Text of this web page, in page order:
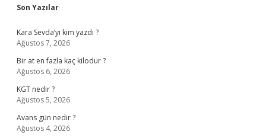
Sidebar
Son Yazılar
Kara Sevda’yı kim yazdı ?
Ağustos 7, 2026
Bir at en fazla kaç kilodur ?
Ağustos 6, 2026
KGT nedir ?
Ağustos 5, 2026
Avans gün nedir ?
Ağustos 4, 2026